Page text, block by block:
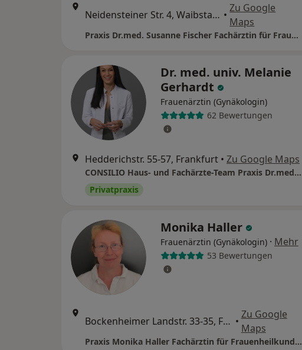
Neidensteiner Str. 4, Waibstadt •
Zu Google
Maps
Praxis Dr.med. Susanne Fischer Fachärztin für Frauenheilkunde und Geburtshilfe
Dr. med. univ. Melanie
Gerhardt
Frauenärztin (Gynäkologin)
62 Bewertungen
Hedderichstr. 55-57, Frankfurt • Zu Google Maps
CONSILIO Haus- und Fachärzte-Team Praxis Dr.med. Ilja Kleiman Facharzt für Allgemeinmedizin
Privatpraxis
Monika Haller
Frauenärztin (Gynäkologin) · Mehr
53 Bewertungen
Bockenheimer Landstr. 33-35, Frankfurt •
Zu Google
Maps
Praxis Monika Haller Fachärztin für Frauenheilkunde und Geburtshilfe